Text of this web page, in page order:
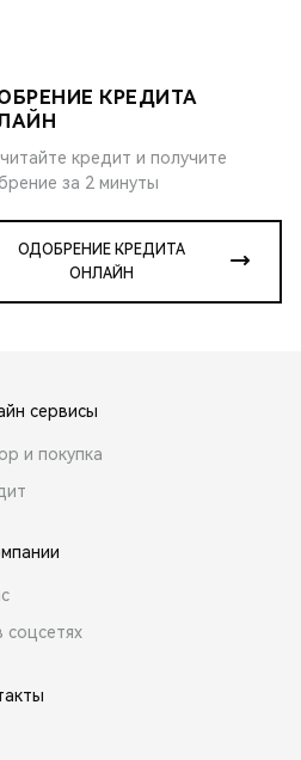
КРЕДИТА
кредит и получите
за 2 минуты
ОДОБРЕНИЕ КРЕДИТА
ОНЛАЙН
сервисы
и покупка
соцсетях